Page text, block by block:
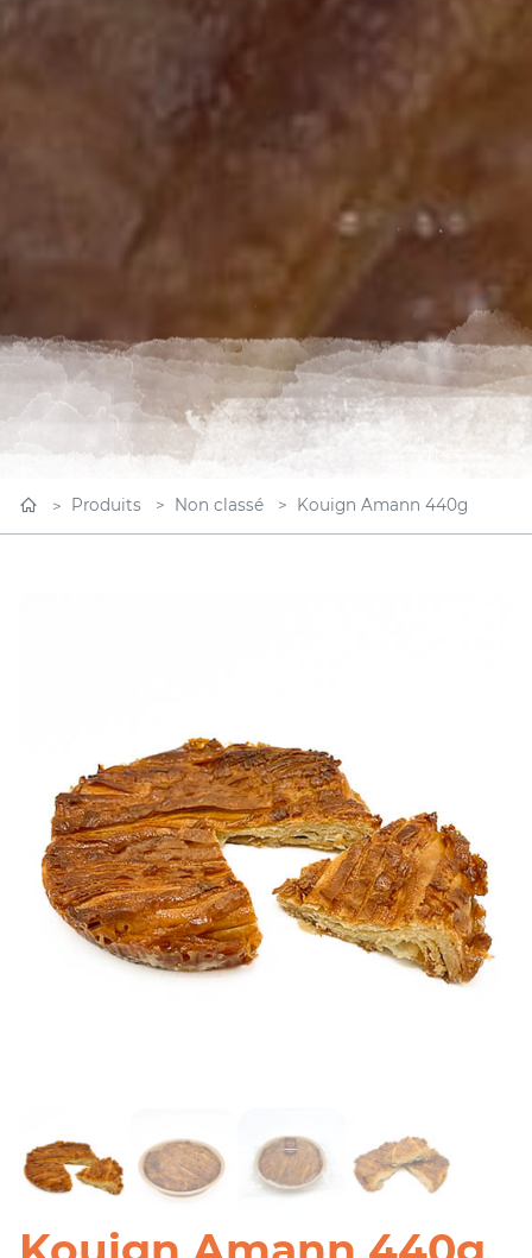
Produits Non classé Kouign Amann 440g